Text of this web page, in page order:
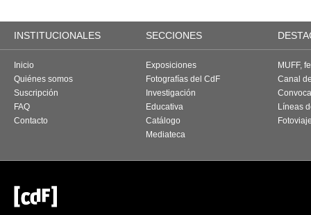
INSTITUCIONALES SECCIONES
Inicio
Quiénes somos
Suscripción
FAQ
Contacto
Exposiciones
Fotografías del CdF
Investigación
Educativa
Catálogo
Mediateca
MUFF,
Canal
Líneas